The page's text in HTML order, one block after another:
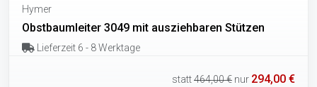
Hymer
Obstbaumleiter 3049 mit ausziehbaren Stützen
Lieferzeit 6 - 8 Werktage
statt464,00 € nur 294,00 €